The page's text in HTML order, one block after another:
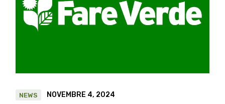
NEWS NOVEMBRE 4, 2024